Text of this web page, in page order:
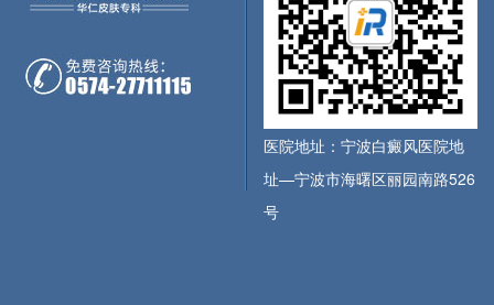
医院地址：宁波白癜风医院地
址—宁波市海曙区丽园南路526
号